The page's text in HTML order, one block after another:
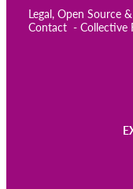
Legal, Open Source
Contact
Collective